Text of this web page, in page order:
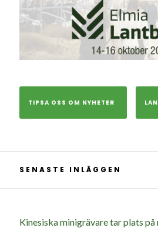
TIPSA OSS OM NYHETER
SENASTE INLÄGGEN
Kinesiska minigrävare tar plats på